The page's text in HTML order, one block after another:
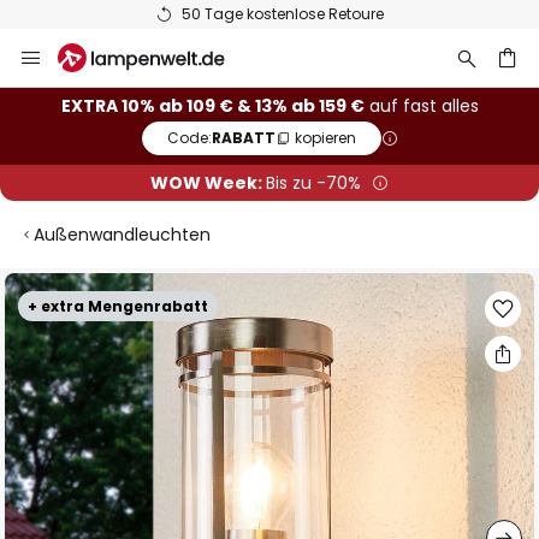
50 Tage kostenlose Retoure
Inhalt
springen
EXTRA 10% ab 109 € & 13% ab 159 €auf fast alles
Code:RABATT kopieren
WOW Week:Bis zu -70%
Außenwandleuchten
+ extra Mengenrabatt
Zum
Ende
der
Bildgalerie
springen